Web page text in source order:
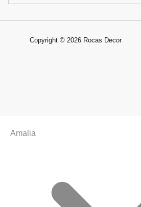
Copyright © 2026 Rocas Decor
Amalia